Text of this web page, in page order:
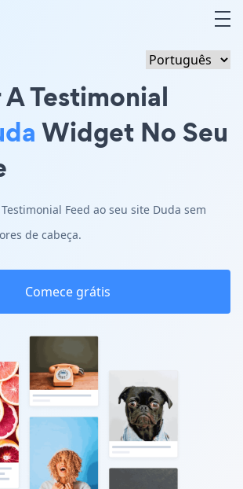
Testimonial
Widget No Seu
Feed ao seu site Duda sem
de cabeça.
Comece grátis